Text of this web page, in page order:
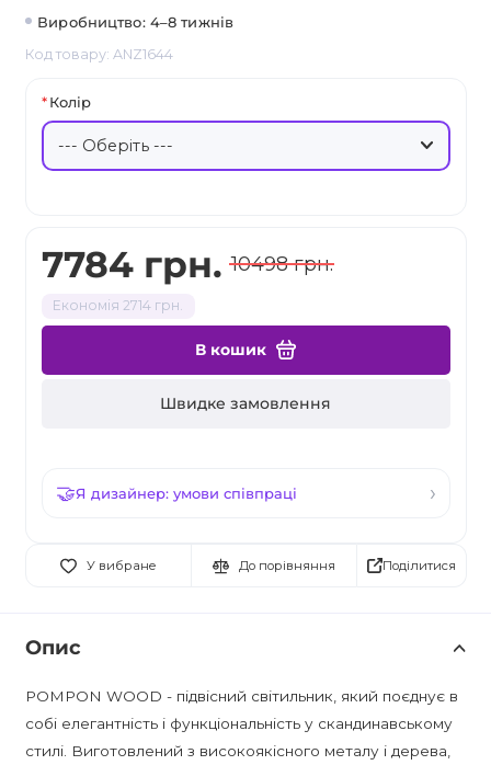
Виробництво: 4–8 тижнів
Код товару: ANZ1644
7784 грн. 10498 грн.
Економія 2714 грн.
В кошик
Швидке замовлення
Я дизайнер: умови співпраці
У вибране До порівняння
Колір
Поділитися
Опис
POMPON WOOD - підвісний світильник, який поєднує в
собі елегантність і функціональність у скандинавському
стилі. Виготовлений з високоякісного металу і дерева,